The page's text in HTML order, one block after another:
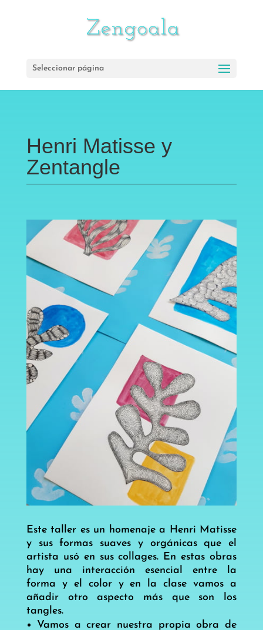
Seleccionar página
Henri Matisse y
Zentangle
Este taller es un homenaje a Henri Matisse
y sus formas suaves y orgánicas que el
artista usó en sus collages. En estas obras
hay una interacción esencial entre la
forma y el color y en la clase vamos a
añadir otro aspecto más que son los
tangles.
Vamos a crear nuestra propia obra de